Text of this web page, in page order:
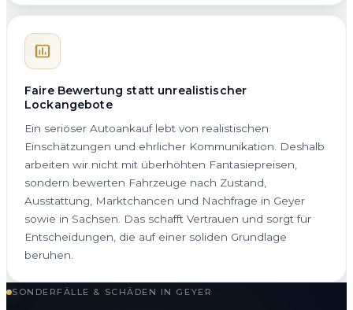
Faire Bewertung statt unrealistischer
Lockangebote
Ein seriöser Autoankauf lebt von realistischen
Einschätzungen und ehrlicher Kommunikation. Deshalb
arbeiten wir nicht mit überhöhten Fantasiepreisen,
sondern bewerten Fahrzeuge nach Zustand,
Ausstattung, Marktchancen und Nachfrage in Geyer
sowie in Sachsen. Das schafft Vertrauen und sorgt für
Entscheidungen, die auf einer soliden Grundlage
beruhen.
SONDERFÄLLE & SCHÄDEN IN GEYER